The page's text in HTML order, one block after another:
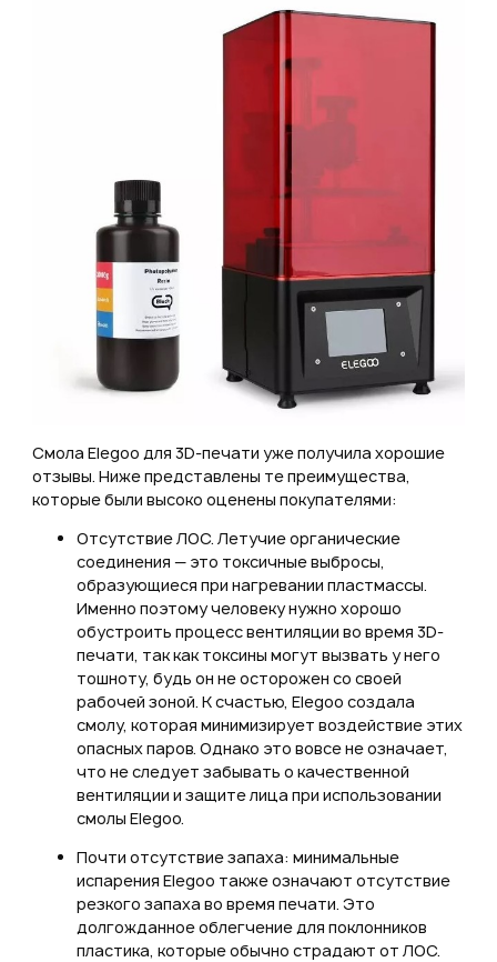
Смола Elegoo для 3D-печати уже получила хорошие
отзывы. Ниже представлены те преимущества,
которые были высоко оценены покупателями:
Отсутствие ЛОС. Летучие органические
соединения — это токсичные выбросы,
образующиеся при нагревании пластмассы.
Именно поэтому человеку нужно хорошо
обустроить процесс вентиляции во время 3D-
печати, так как токсины могут вызвать у него
тошноту, будь он не осторожен со своей
рабочей зоной. К счастью, Elegoo создала
смолу, которая минимизирует воздействие этих
опасных паров. Однако это вовсе не означает,
что не следует забывать о качественной
вентиляции и защите лица при использовании
смолы Elegoo.
Почти отсутствие запаха: минимальные
испарения Elegoo также означают отсутствие
резкого запаха во время печати. Это
долгожданное облегчение для поклонников
пластика, которые обычно страдают от ЛОС.